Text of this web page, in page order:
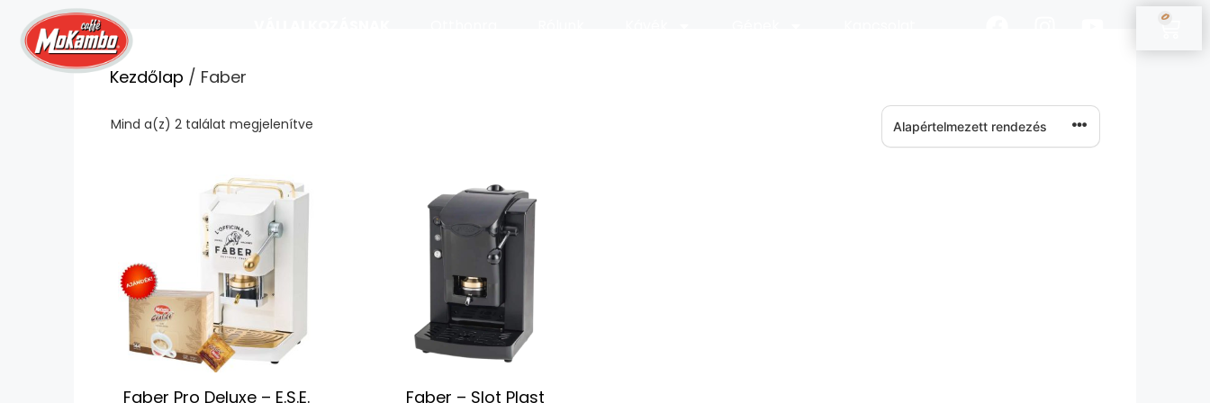
0
Kezdőlap / Faber
Mind a(z) 2 találat megjelenítve
Faber Pro Deluxe – E.S.E.
Faber – Slot Plast